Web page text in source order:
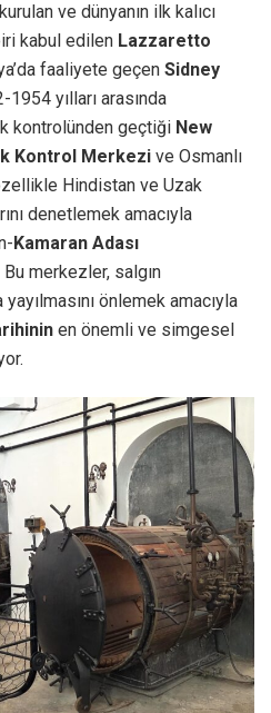
ve dünyanın ilk kalıcı
kabul edilen Lazzaretto
faaliyete geçen Sidney
1954 yılları arasında
kontrolünden geçtiği New
Kontrol Merkezi ve Osmanlı
Hindistan ve Uzak
denetlemek amacıyla
Kamaran Adası
Bu merkezler, salgın
yayılmasını önlemek amacıyla
en önemli ve simgesel